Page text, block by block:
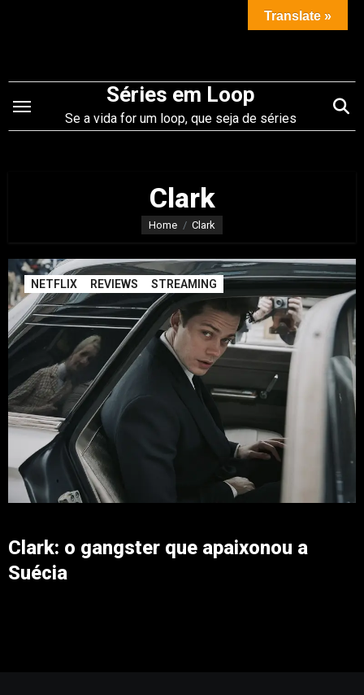
conteúdo
Séries em Loop
Se a vida for um loop, que seja de séries
Clark
Home Clark
NETFLIX REVIEWS STREAMING
Clark: o gangster que apaixonou a
Suécia
Translate »